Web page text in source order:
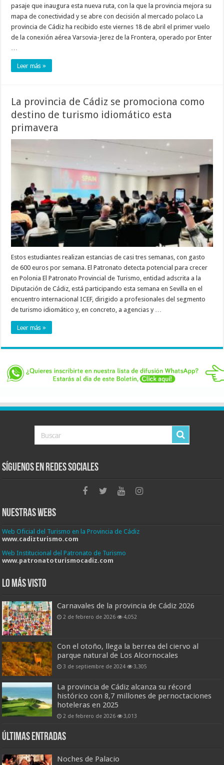
pasaje que inaugura esta nueva ruta, con la que la provincia mejora su
mapa de conectividad y se abre con decisión al mercado polaco La
provincia de Cádiz ha recibido este viernes 18 de abril el primer vuelo
de la conexión aérea Varsovia-Jerez de la Frontera, operado por Enter
…
Leer más »
La provincia de Cádiz se promociona como
destino de turismo idiomático esta
primavera
Estos estudiantes realizan estancias de casi tres semanas, con gasto
de 600 euros por semana. El Patronato detecta potencial para crecer
en Polonia El Patronato Provincial de Turismo, entidad adscrita a la
Diputación de Cádiz, está participando esta semana en Sevilla en el
encuentro internacional ICEF, dirigido a profesionales del segmento
de turismo idiomático y, en concreto, a agencias y …
Leer más »
Síguenos en Redes Sociales
Nuestras Webs
Web Oficial del Turismo en la Provincia de Cádiz
www.cadizturismo.com
Web Institucional del Patronato de Turismo
www.patronatoturismocadiz.com
Lo más visto
Carnavales de la provincia de Cádiz 2026
2 de febrero de 2026 4,052
Con el otoño, llega la berrea del ciervo al
parque natural de Los Alcornocales
3 de septiembre de 2024 3,305
La provincia de Cádiz alcanza su récord
histórico con 8,7 millones de pernoctaciones
hoteleras en 2025
2 de febrero de 2026 3,013
Últimas entradas
Noches de Palacio